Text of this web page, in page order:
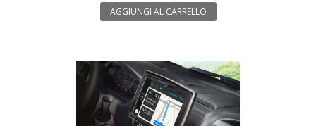
AGGIUNGI AL CARRELLO